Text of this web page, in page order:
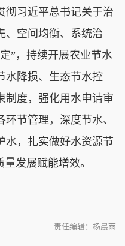
习近平总书记关于治
、空间均衡、系统治
”，持续开展农业节水
水降损、生态节水控
制度，强化用水申请审
节管理，深度节水、
水，扎实做好水资源节
发展赋能增效。
责任编辑：杨晨雨